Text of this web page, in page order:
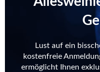
Lust auf ein
kostenfreie
ermöglicht Ihnen